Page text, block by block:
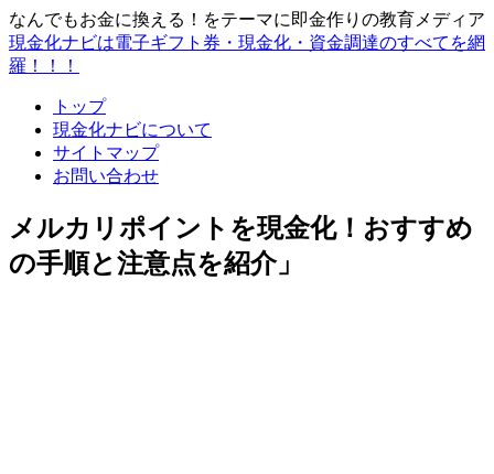
なんでもお金に換える！をテーマに即金作りの教育メディア
現金化ナビは電子ギフト券・現金化・資金調達のすべてを網
羅！！！
トップ
現金化ナビについて
サイトマップ
お問い合わせ
メルカリポイントを現金化！おすすめ
の手順と注意点を紹介」